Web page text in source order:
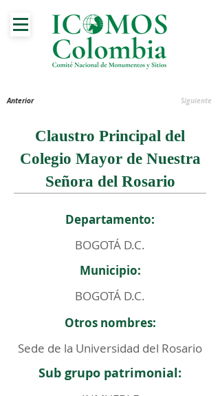
Anterior Siguiente
Claustro Principal del
Colegio Mayor de Nuestra
Señora del Rosario
Departamento:
BOGOTÁ D.C.
Municipio:
BOGOTÁ D.C.
Otros nombres:
Sede de la Universidad del Rosario
Sub grupo patrimonial: